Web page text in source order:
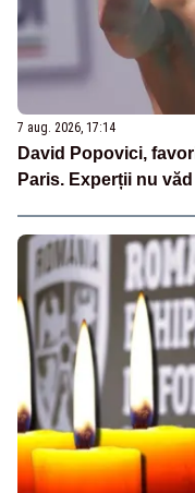
7 aug. 2026, 17:14
David Popovici,
Paris. Experții nu